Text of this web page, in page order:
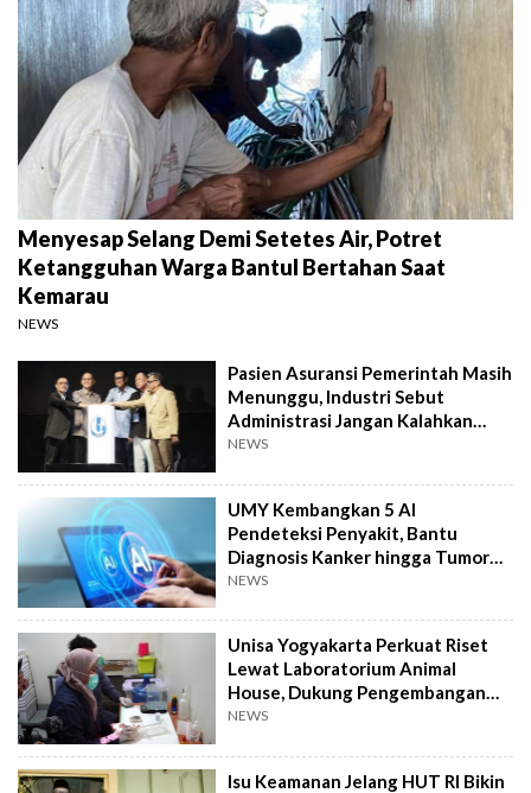
Menyesap Selang Demi Setetes Air, Potret
Ketangguhan Warga Bantul Bertahan Saat
Kemarau
NEWS
Pasien Asuransi Pemerintah Masih
Menunggu, Industri Sebut
Administrasi Jangan Kalahkan
Kemanusiaan
NEWS
UMY Kembangkan 5 AI
Pendeteksi Penyakit, Bantu
Diagnosis Kanker hingga Tumor
Otak Lebih Cepat
NEWS
Unisa Yogyakarta Perkuat Riset
Lewat Laboratorium Animal
House, Dukung Pengembangan
Kandidat Obat
NEWS
Isu Keamanan Jelang HUT RI Bikin